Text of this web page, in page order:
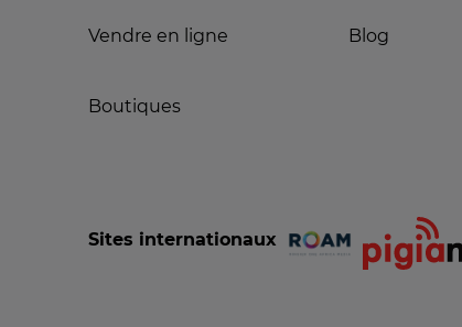
Vendre en ligne
Boutiques
Blog
Sites internationaux